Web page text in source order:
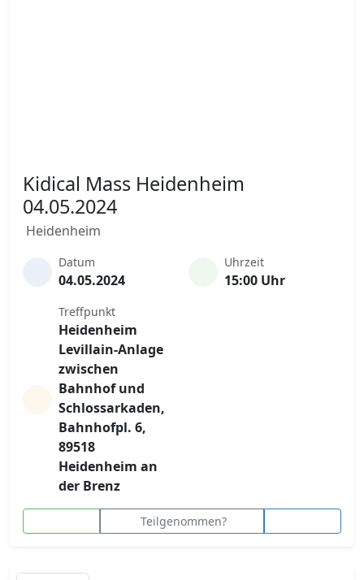
Kidical Mass Heidenheim
04.05.2024
Heidenheim
Datum
04.05.2024
Uhrzeit
15:00 Uhr
Treffpunkt
Heidenheim
Levillain-Anlage
zwischen
Bahnhof und
Schlossarkaden,
Bahnhofpl. 6,
89518
Heidenheim an
der Brenz
Teilgenommen?